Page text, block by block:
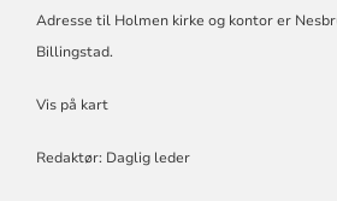
Adresse til Holmen kirke og kontor er
Billingstad.
Vis på kart
Redaktør: Daglig leder